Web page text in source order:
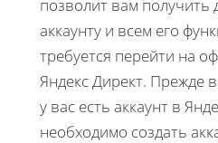
позволит вам получить
аккаунту и всем его
требуется перейти на
Яндекс Директ. Прежде
у вас есть аккаунт в
необходимо создать